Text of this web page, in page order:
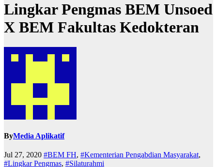
Lingkar Pengmas BEM Unsoed
X BEM Fakultas Kedokteran
ByMedia Aplikatif
Jul 27, 2020 #BEM FH, #Kementerian Pengabdian Masyarakat,
#Lingkar Pengmas, #Silaturahmi